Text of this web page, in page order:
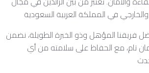
فريقنا المؤهل وذو الخبرة الطويلة، نضمن
تام، مع الحفاظ على سلامته من أي